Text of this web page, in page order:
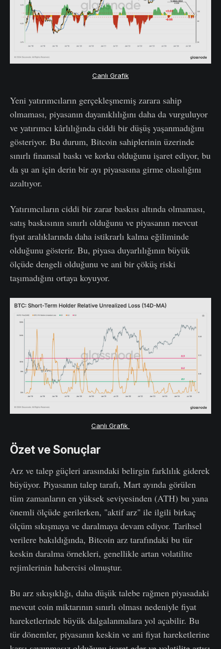
Canlı Grafik
Yeni yatırımcıların gerçekleşmemiş zarara sahip
olmaması, piyasanın dayanıklılığını daha da vurguluyor
ve yatırımcı kârlılığında ciddi bir düşüş yaşanmadığını
gösteriyor. Bu durum, Bitcoin sahiplerinin üzerinde
sınırlı finansal baskı ve korku olduğunu işaret ediyor, bu
da şu an için derin bir ayı piyasasına girme olasılığını
azaltıyor.
Yatırımcıların ciddi bir zarar baskısı altında olmaması,
satış baskısının sınırlı olduğunu ve piyasanın mevcut
fiyat aralıklarında daha istikrarlı kalma eğiliminde
olduğunu gösterir. Bu, piyasa duyarlılığının büyük
ölçüde dengeli olduğunu ve ani bir çöküş riski
taşımadığını ortaya koyuyor.
Canlı Grafik
Özet ve Sonuçlar
Arz ve talep güçleri arasındaki belirgin farklılık giderek
büyüyor. Piyasanın talep tarafı, Mart ayında görülen
tüm zamanların en yüksek seviyesinden (ATH) bu yana
önemli ölçüde gerilerken, "aktif arz" ile ilgili birkaç
ölçüm sıkışmaya ve daralmaya devam ediyor. Tarihsel
verilere bakıldığında, Bitcoin arz tarafındaki bu tür
keskin daralma örnekleri, genellikle artan volatilite
rejimlerinin habercisi olmuştur.
Bu arz sıkışıklığı, daha düşük talebe rağmen piyasadaki
mevcut coin miktarının sınırlı olması nedeniyle fiyat
hareketlerinde büyük dalgalanmalara yol açabilir. Bu
tür dönemler, piyasanın keskin ve ani fiyat hareketlerine